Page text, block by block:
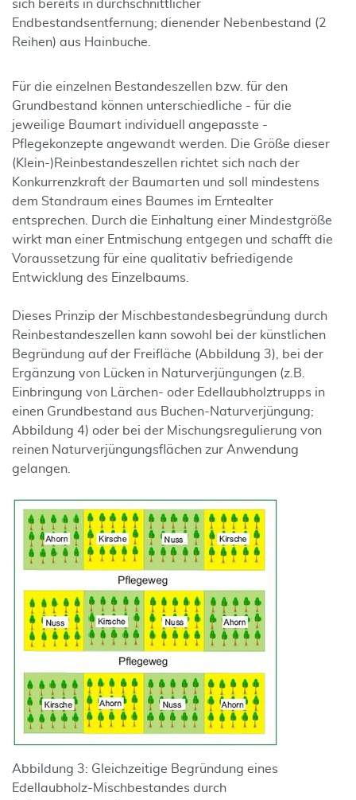
sich bereits in durchschnittlicher
Endbestandsentfernung; dienender Nebenbestand (2
Reihen) aus Hainbuche.
Für die einzelnen Bestandeszellen bzw. für den
Grundbestand können unterschiedliche - für die
jeweilige Baumart individuell angepasste -
Pflegekonzepte angewandt werden. Die Größe dieser
(Klein-)Reinbestandeszellen richtet sich nach der
Konkurrenzkraft der Baumarten und soll mindestens
dem Standraum eines Baumes im Erntealter
entsprechen. Durch die Einhaltung einer Mindestgröße
wirkt man einer Entmischung entgegen und schafft die
Voraussetzung für eine qualitativ befriedigende
Entwicklung des Einzelbaums.
Dieses Prinzip der Mischbestandesbegründung durch
Reinbestandeszellen kann sowohl bei der künstlichen
Begründung auf der Freifläche (Abbildung 3), bei der
Ergänzung von Lücken in Naturverjüngungen (z.B.
Einbringung von Lärchen- oder Edellaubholztrupps in
einen Grundbestand aus Buchen-Naturverjüngung;
Abbildung 4) oder bei der Mischungsregulierung von
reinen Naturverjüngungsflächen zur Anwendung
gelangen.
Abbildung 3: Gleichzeitige Begründung eines
Edellaubholz-Mischbestandes durch